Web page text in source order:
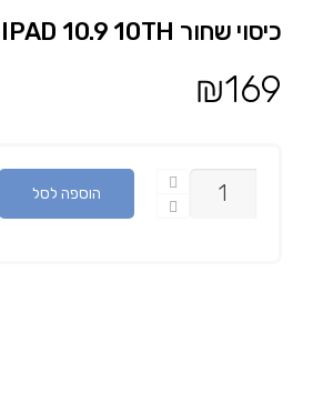
כיסוי שחור MOWER IPAD 10.9 10TH
₪169
כמות
הוספה לסל